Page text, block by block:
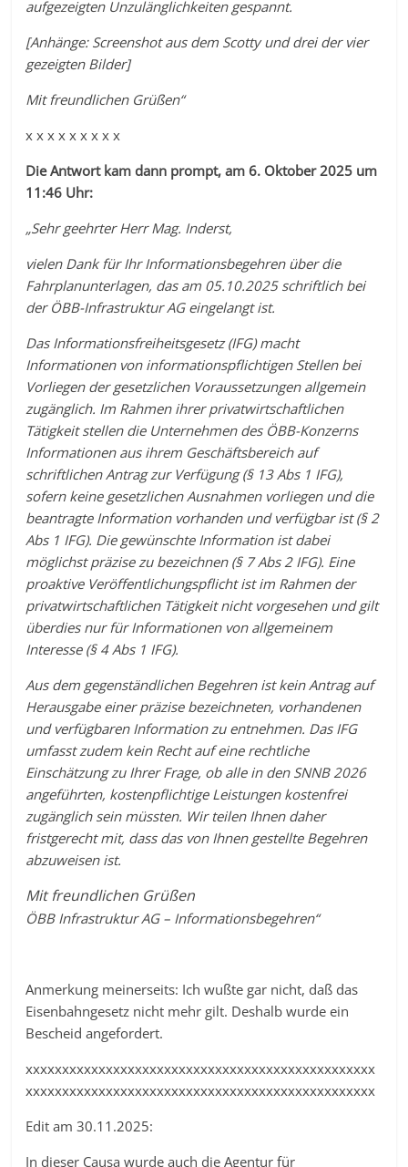
aufgezeigten Unzulänglichkeiten gespannt.
[Anhänge: Screenshot aus dem Scotty und drei der vier
gezeigten Bilder]
Mit freundlichen Grüßen“
x x x x x x x x x
Die Antwort kam dann prompt, am 6. Oktober 2025 um
11:46 Uhr:
„Sehr geehrter Herr Mag. Inderst,
vielen Dank für Ihr Informationsbegehren über die
Fahrplanunterlagen, das am 05.10.2025 schriftlich bei
der ÖBB-Infrastruktur AG eingelangt ist.
Das Informationsfreiheitsgesetz (IFG) macht
Informationen von informationspflichtigen Stellen bei
Vorliegen der gesetzlichen Voraussetzungen allgemein
zugänglich. Im Rahmen ihrer privatwirtschaftlichen
Tätigkeit stellen die Unternehmen des ÖBB-Konzerns
Informationen aus ihrem Geschäftsbereich auf
schriftlichen Antrag zur Verfügung (§ 13 Abs 1 IFG),
sofern keine gesetzlichen Ausnahmen vorliegen und die
beantragte Information vorhanden und verfügbar ist (§ 2
Abs 1 IFG). Die gewünschte Information ist dabei
möglichst präzise zu bezeichnen (§ 7 Abs 2 IFG). Eine
proaktive Veröffentlichungspflicht ist im Rahmen der
privatwirtschaftlichen Tätigkeit nicht vorgesehen und gilt
überdies nur für Informationen von allgemeinem
Interesse (§ 4 Abs 1 IFG).
Aus dem gegenständlichen Begehren ist kein Antrag auf
Herausgabe einer präzise bezeichneten, vorhandenen
und verfügbaren Information zu entnehmen. Das IFG
umfasst zudem kein Recht auf eine rechtliche
Einschätzung zu Ihrer Frage, ob alle in den SNNB 2026
angeführten, kostenpflichtige Leistungen kostenfrei
zugänglich sein müssten. Wir teilen Ihnen daher
fristgerecht mit, dass das von Ihnen gestellte Begehren
abzuweisen ist.
Mit freundlichen Grüßen
ÖBB Infrastruktur AG – Informationsbegehren“
Anmerkung meinerseits: Ich wußte gar nicht, daß das
Eisenbahngesetz nicht mehr gilt. Deshalb wurde ein
Bescheid angefordert.
xxxxxxxxxxxxxxxxxxxxxxxxxxxxxxxxxxxxxxxxxxxxxxxx
xxxxxxxxxxxxxxxxxxxxxxxxxxxxxxxxxxxxxxxxxxxxxxxx
Edit am 30.11.2025:
In dieser Causa wurde auch die Agentur für